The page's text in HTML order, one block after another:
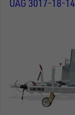
UAG 3017-18-14